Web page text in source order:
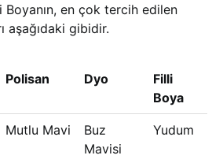
Boyanın, en çok tercih edilen
aşağıdaki gibidir.
Polisan Dyo
Filli
Boya
Mutlu Mavi
Buz
Mavisi
Yudum